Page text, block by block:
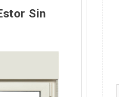
Sin